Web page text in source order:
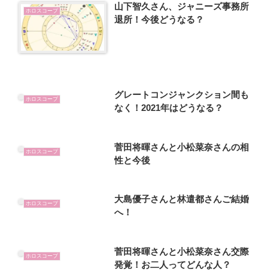
ホロスコープ
山下智久さん、ジャニーズ事務所
退所！今後どうなる？
ホロスコープ
グレートコンジャンクション間も
なく！2021年はどうなる？
ホロスコープ
菅田将暉さんと小松菜奈さんの相
性と今後
ホロスコープ
大島優子さんと林遣都さんご結婚
へ！
ホロスコープ
菅田将暉さんと小松菜奈さん交際
発覚！お二人ってどんな人？